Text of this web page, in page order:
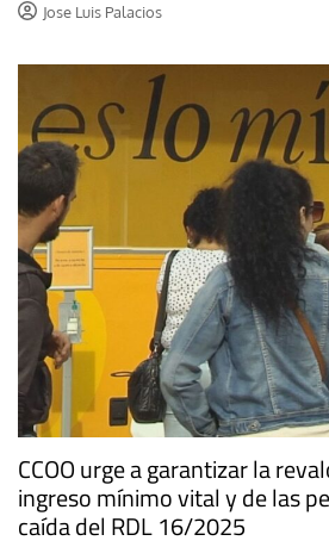
Jose Luis Palacios
CCOO urge a garantizar la
ingreso mínimo vital y de las
caída del RDL 16/2025